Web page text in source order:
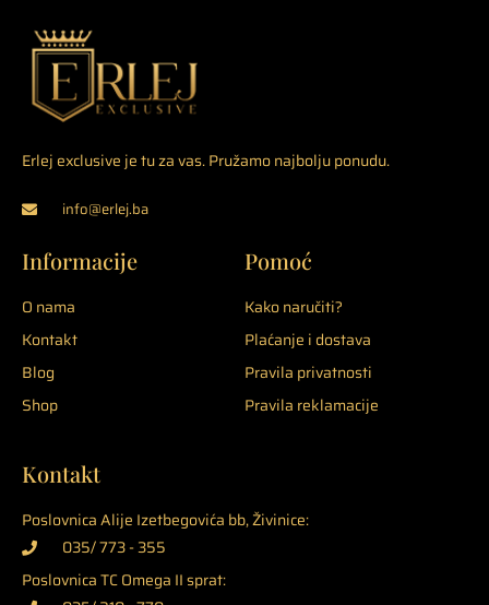
Erlej exclusive je tu za vas. Pružamo najbolju ponudu.
info@erlej.ba
Informacije
O nama
Kontakt
Blog
Shop
Pomoć
Kako naručiti?
Plaćanje i dostava
Pravila privatnosti
Pravila reklamacije
Kontakt
Poslovnica Alije Izetbegovića bb, Živinice:
035/ 773 - 355
Poslovnica TC Omega II sprat: